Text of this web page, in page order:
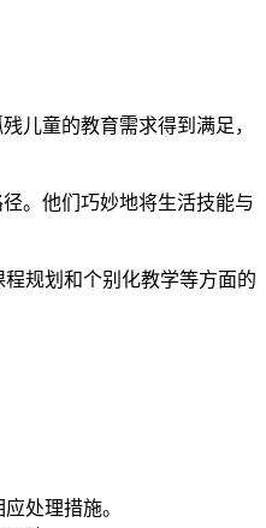
儿童的教育需求得到满足，
。他们巧妙地将生活技能与
规划和个别化教学等方面的
处理措施。